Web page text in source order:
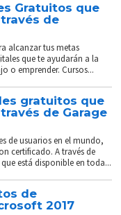
Gratuitos que
de
alcanzar tus metas
que te ayudarán a la
o emprender. Cursos...
gratuitos que
de Garage
de usuarios en el mundo,
certificado. A través de
está disponible en toda...
de
2017